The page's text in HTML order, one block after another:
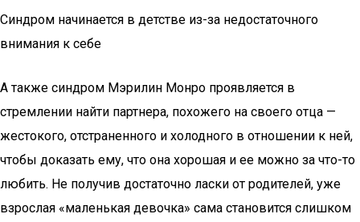
Синдром начинается в детстве из-за недостаточного
внимания к себе
А также синдром Мэрилин Монро проявляется в
стремлении найти партнера, похожего на своего отца —
жестокого, отстраненного и холодного в отношении к ней,
чтобы доказать ему, что она хорошая и ее можно за что-то
любить. Не получив достаточно ласки от родителей, уже
взрослая «маленькая девочка» сама становится слишком